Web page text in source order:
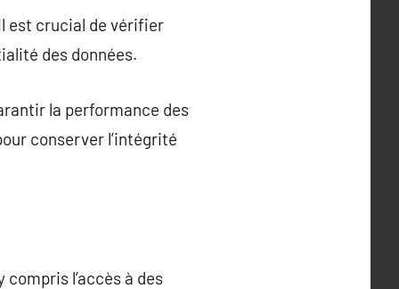
est crucial de vérifier
des données.
la performance des
conserver l’intégrité
l’accès à des